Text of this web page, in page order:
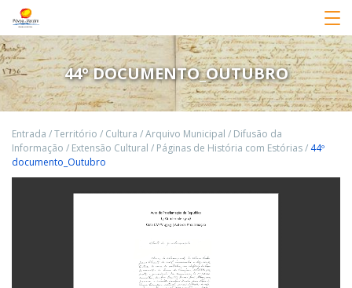
44º DOCUMENTO_OUTUBRO
Entrada /Território / Cultura /Arquivo Municipal / Difusão da
Informação / Extensão Cultural / Páginas de História com Estórias/ 44º
documento_Outubro